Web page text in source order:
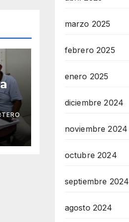
marzo 2025
febrero 2025
enero 2025
diciembre 2024
noviembre 2024
octubre 2024
septiembre 2024
agosto 2024